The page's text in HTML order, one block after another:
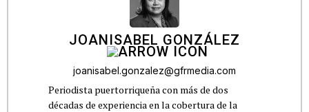
JOANISABEL GONZÁLEZ
joanisabel.gonzalez@gfrmedia.com
Periodista puertorriqueña con más de dos
décadas de experiencia en la cobertura de la